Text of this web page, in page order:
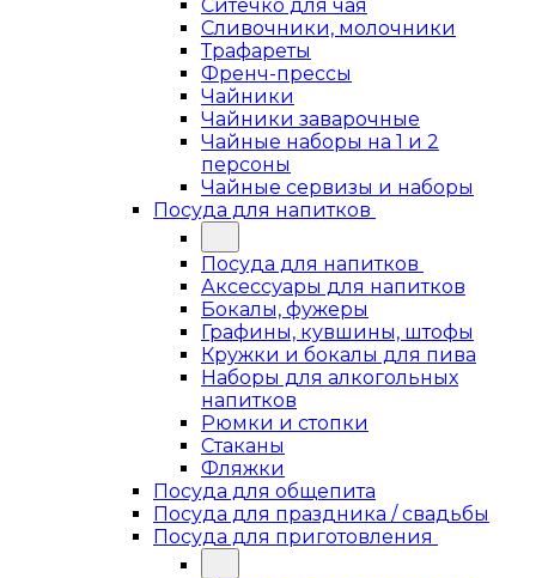
Ситечко для чая
Сливочники, молочники
Трафареты
Френч-прессы
Чайники
Чайники заварочные
Чайные наборы на 1 и 2
персоны
Чайные сервизы и наборы
Посуда для напитков
Посуда для напитков
Аксессуары для напитков
Бокалы, фужеры
Графины, кувшины, штофы
Кружки и бокалы для пива
Наборы для алкогольных
напитков
Рюмки и стопки
Стаканы
Фляжки
Посуда для общепита
Посуда для праздника / свадьбы
Посуда для приготовления